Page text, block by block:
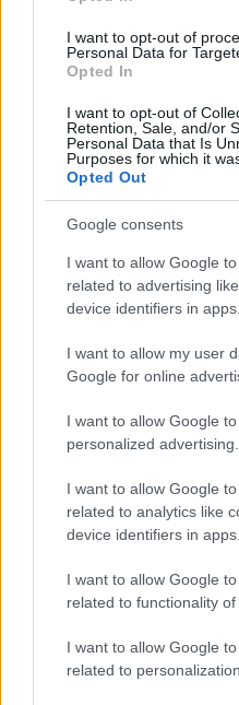
I want to opt-out of
Personal Data for
Opted In
I want to opt-out of
Retention, Sale, and/or
Personal Data that Is
Purposes for which it
Opted Out
Google consents
I want to allow Google
related to advertising
device identifiers in apps.
I want to allow my user
Google for online
I want to allow Google
personalized advertising.
I want to allow Google
related to analytics like
device identifiers in apps.
I want to allow Google
related to functionality
I want to allow Google
related to personalization.
Ismét telt ház előtt
nemzeti csapatát a telt házas
Labdarúgó-szövetség